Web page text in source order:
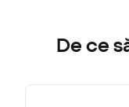
De ce